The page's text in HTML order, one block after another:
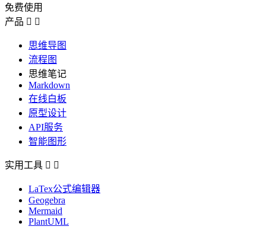
免费使用
产品  
思维导图
流程图
思维笔记
Markdown
在线白板
原型设计
API服务
智能图形
实用工具  
LaTex公式编辑器
Geogebra
Mermaid
PlantUML